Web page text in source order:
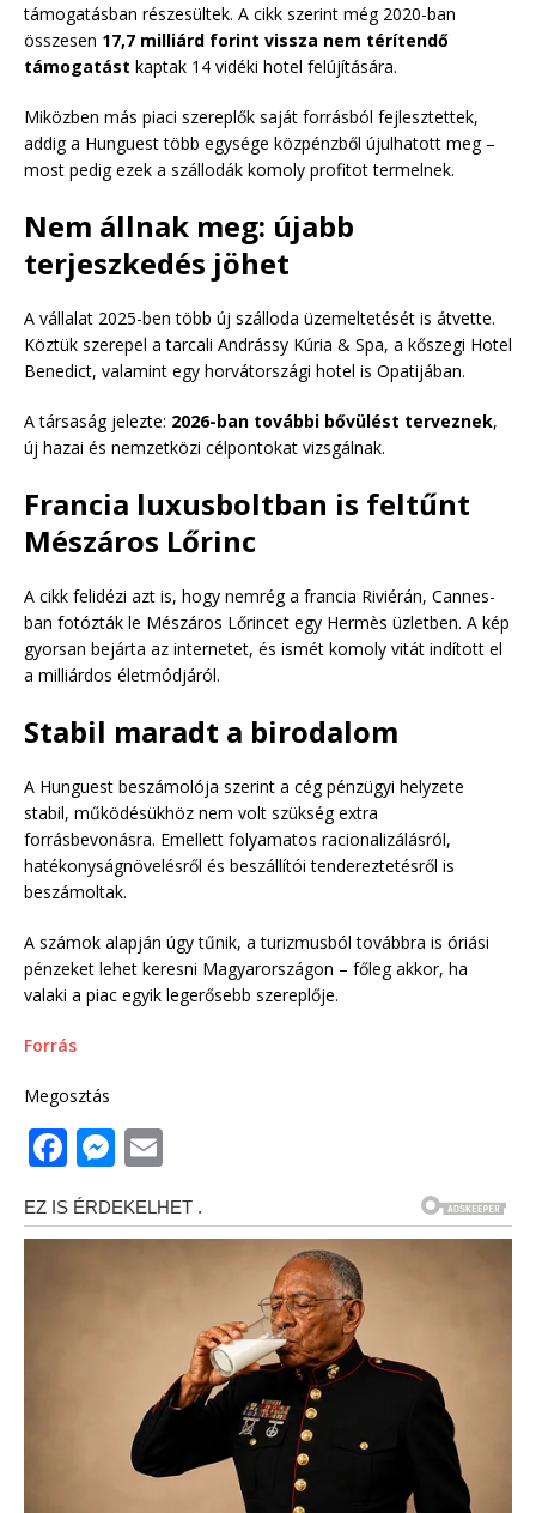
támogatásban részesültek. A cikk szerint még 2020-ban
összesen 17,7 milliárd forint vissza nem térítendő
támogatást kaptak 14 vidéki hotel felújítására.
Miközben más piaci szereplők saját forrásból fejlesztettek,
addig a Hunguest több egysége közpénzből újulhatott meg –
most pedig ezek a szállodák komoly profitot termelnek.
Nem állnak meg: újabb
terjeszkedés jöhet
A vállalat 2025-ben több új szálloda üzemeltetését is átvette.
Köztük szerepel a tarcali Andrássy Kúria & Spa, a kőszegi Hotel
Benedict, valamint egy horvátországi hotel is Opatijában.
A társaság jelezte: 2026-ban további bővülést terveznek,
új hazai és nemzetközi célpontokat vizsgálnak.
Francia luxusboltban is feltűnt
Mészáros Lőrinc
A cikk felidézi azt is, hogy nemrég a francia Riviérán, Cannes-
ban fotózták le Mészáros Lőrincet egy Hermès üzletben. A kép
gyorsan bejárta az internetet, és ismét komoly vitát indított el
a milliárdos életmódjáról.
Stabil maradt a birodalom
A Hunguest beszámolója szerint a cég pénzügyi helyzete
stabil, működésükhöz nem volt szükség extra
forrásbevonásra. Emellett folyamatos racionalizálásról,
hatékonyságnövelésről és beszállítói tendereztetésről is
beszámoltak.
A számok alapján úgy tűnik, a turizmusból továbbra is óriási
pénzeket lehet keresni Magyarországon – főleg akkor, ha
valaki a piac egyik legerősebb szereplője.
Forrás
Megosztás
F
a
c
M
ss
e
ai
l